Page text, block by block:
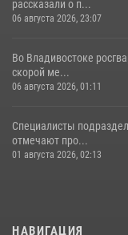
рассказали о п...
06 августа 2026, 23:07
Во Владивостоке
скорой ме...
06 августа 2026, 01:11
Специалисты
отмечают про...
01 августа 2026, 02:13
НАВИГАЦИЯ